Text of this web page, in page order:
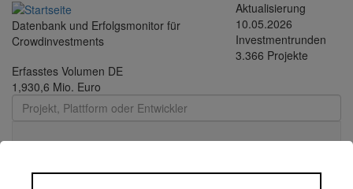
Direkt zum Inhalt
Datenbank und Erfolgsmonitor für
Crowdinvestments
Aktualisierung
10.05.2026
Investmentrunden
3.366 Projekte
Erfasstes Volumen DE
1,930,6 Mio. Euro
Toggle